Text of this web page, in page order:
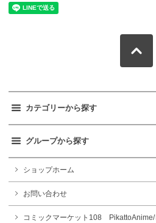
カテゴリーから探す
グループから探す
ショップホーム
お問い合わせ
コミックマーケット108 PikattoAnime/